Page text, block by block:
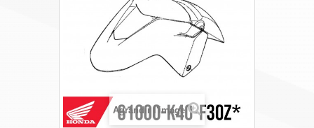
Agrandir l'image